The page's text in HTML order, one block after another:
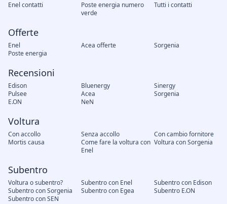
Enel contatti
Poste energia numero
verde
Tutti i contatti
Offerte
Enel Acea offerte
Sorgenia
Poste energia
Recensioni
Edison Bluenergy
Sinergy
Pulsee
Acea
Sorgenia
E.ON
NeN
Voltura
Con accollo Senza accollo
Con cambio fornitore
Mortis causa
Come fare la voltura con
Enel
Voltura con Sorgenia
Subentro
Voltura o subentro? Subentro con Enel
Subentro con Edison
Subentro con Sorgenia
Subentro con Egea
Subentro E.ON
Subentro con SEN